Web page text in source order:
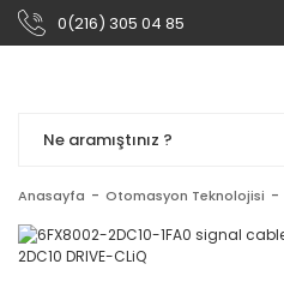
0(216) 305 04 85
Anasayfa Otomasyon Teknolojisi